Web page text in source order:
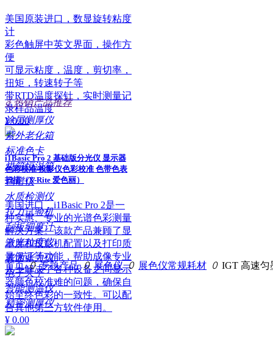
美国原装进口，数显旋转粘度
计
彩色触屏中英文界面，操作方
便
可显示粘度，温度，剪切率，
扭矩，转速转子等
带RTD温度探针，实时测量记
录样品温度
¥ 0.00
i1Basic Pro 2 基础版分光仪 显示器
色彩校准 投影仪色彩校准 色带色表
扫描（X-Rite 爱色丽）
美国进口，i1Basic Pro 2是一
种实惠、专业的光谱色彩测量
解决方案。该款产品兼顾了显
示屏和投影机配置以及打印质
量保证等功能，帮助成像专业
人士解决了各种设备之间显示
器颜色校准难的问题，确保自
始至终色彩的一致性。可以配
合其他第三方软件使用。
¥ 0.00
ꁔ 热销产品推荐
涂层测厚仪
紫外老化箱
标准色卡
烘箱恒温箱
色谱仪
水质检测仪
拉力试验机
刮板细度计
激光粒度仪
表面张力仪
电子天平
智能测温仪
精密测厚仪
首页 ꄲ 专题产品 ꄲ 展色仪 ꄲ 展色仪常规耗材 ꄲ IGT 高速匀